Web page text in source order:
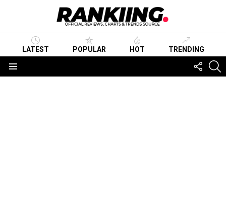
LATEST POPULAR HOT TRENDING
US